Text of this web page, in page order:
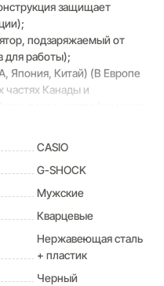
защищает
подзаряжаемый от
для работы);
Япония, Китай) (В Европе
Канады и
получать радио-сигнал
переход летнее и зимнее
обеспечивает
текущего времени
по всему миру);
час .
CASIO
G-SHOCK
Мужские
Кварцевые
Нержавеющая сталь
+ пластик
Черный